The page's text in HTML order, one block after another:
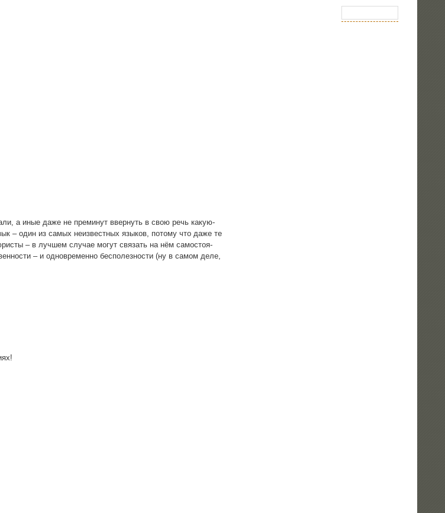
а иные даже не пре­ми­нут ввер­нуть в свою речь какую-
– один из самых неиз­вест­ных язы­ков, пото­му что даже те
– в луч­шем слу­чае могут свя­зать на нём само­сто­я­
– и одно­вре­мен­но бес­по­лез­но­сти (ну в самом деле,